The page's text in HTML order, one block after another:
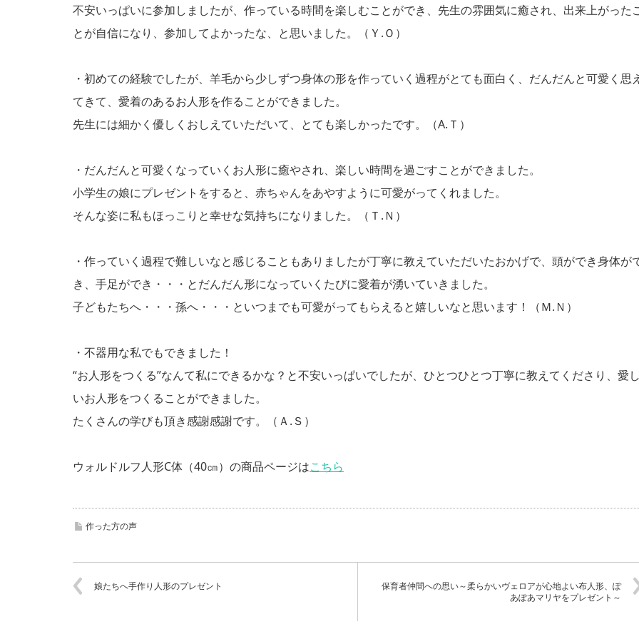
不安いっぱいに参加しましたが、作っている時間を楽しむことができ、先生の雰囲気に癒され、出来上がった
とが自信になり、参加してよかったな、と思いました。（Ｙ.Ｏ）
・初めての経験でしたが、羊毛から少しずつ身体の形を作っていく過程がとても面白く、だんだんと可愛く思え
てきて、愛着のあるお人形を作ることができました。
先生には細かく優しくおしえていただいて、とても楽しかったです。（A.Ｔ）
・だんだんと可愛くなっていくお人形に癒やされ、楽しい時間を過ごすことができました。
小学生の娘にプレゼントをすると、赤ちゃんをあやすように可愛がってくれました。
そんな姿に私もほっこりと幸せな気持ちになりました。（Ｔ.Ｎ）
・作っていく過程で難しいなと感じることもありましたが丁寧に教えていただいたおかげで、頭ができ身体が
き、手足ができ・・・とだんだん形になっていくたびに愛着が湧いていきました。
子どもたちへ・・・孫へ・・・といつまでも可愛がってもらえると嬉しいなと思います！（Ｍ.Ｎ）
・不器用な私でもできました！
“お人形をつくる”なんて私にできるかな？と不安いっぱいでしたが、ひとつひとつ丁寧に教えてくださり、愛し
いお人形をつくることができました。
たくさんの学びも頂き感謝感謝です。（Ａ.Ｓ）
ウォルドルフ人形C体（40㎝）の商品ページはこちら
作った方の声
娘たちへ手作り人形のプレゼント
保育者仲間への思い～柔らかいヴェロアが心地よい布人形、ぽ
あぽあマリヤをプレゼント～